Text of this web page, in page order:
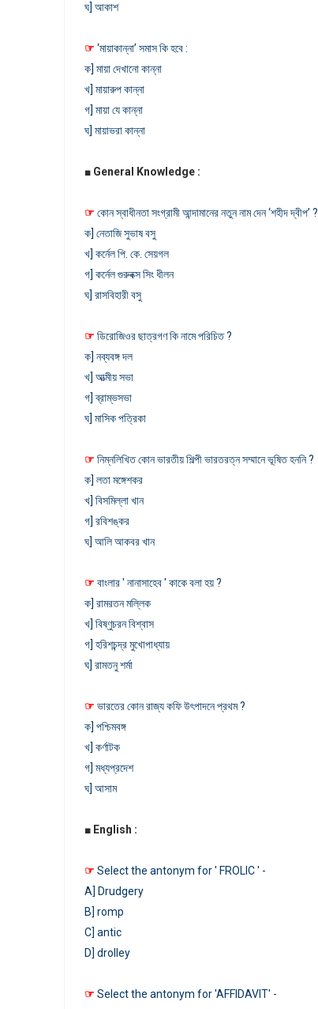
ঘ] আকাশ
☞ ‘মায়াকান্না’ সমাস কি হবে :
ক] মায়া দেখানো কান্না
খ] মায়ারুপ কান্না
গ] মায়া যে কান্না
ঘ] মায়াভরা কান্না
■ General Knowledge :
☞ কোন স্বাধীনতা সংগ্রামী আন্দামানের নতুন নাম দেন ‘শহীদ দ্বীপ’ ?
ক] নেতাজি সুভাষ বসু
খ] কর্নেল পি. কে. সেয়গল
গ] কর্নেল গুরুবক্স সিং ধীলন
ঘ] রাসবিহারী বসু
☞ ডিরোজিওর ছাত্রগণ কি নামে পরিচিত ?
ক] নব্যবঙ্গ দল
খ] আত্মীয় সভা
গ] ব্রাম্ভসভা
ঘ] মাসিক পত্রিকা
☞ নিম্নলিখিত কোন ভারতীয় শিল্পী ভারতরত্ন সম্মানে ভূষিত হননি ?
ক] লতা মঙ্গেশকর
খ] বিসমিল্লা খান
গ] রবিশঙ্কর
ঘ] আলি আকবর খান
☞ বাংলার ' নানাসাহেব ' কাকে বলা হয় ?
ক] রামরতন মল্লিক
খ] বিষ্ণুচরন বিশ্বাস
গ] হরিশচন্দ্র মুখোপাধ্যায়
ঘ] রামতনু শর্মা
☞ ভারতের কোন রাজ্য কফি উৎপাদনে প্রথম ?
ক] পশ্চিমবঙ্গ
খ] কর্ণাটক
গ] মধ্যপ্রদেশ
ঘ] আসাম
■ English :
☞ Select the antonym for ' FROLIC ' -
A] Drudgery
B] romp
C] antic
D] drolley
☞ Select the antonym for 'AFFIDAVIT' -